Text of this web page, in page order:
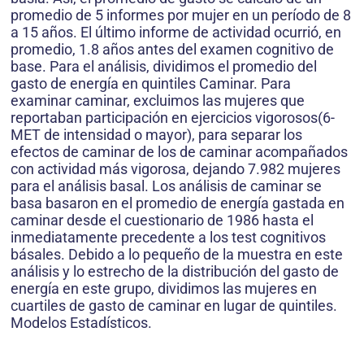
promedio de 5 informes por mujer en un período de 8
a 15 años. El último informe de actividad ocurrió, en
promedio, 1.8 años antes del examen cognitivo de
base. Para el análisis, dividimos el promedio del
gasto de energía en quintiles Caminar. Para
examinar caminar, excluimos las mujeres que
reportaban participación en ejercicios vigorosos(6-
MET de intensidad o mayor), para separar los
efectos de caminar de los de caminar acompañados
con actividad más vigorosa, dejando 7.982 mujeres
para el análisis basal. Los análisis de caminar se
basa basaron en el promedio de energía gastada en
caminar desde el cuestionario de 1986 hasta el
inmediatamente precedente a los test cognitivos
básales. Debido a lo pequeño de la muestra en este
análisis y lo estrecho de la distribución del gasto de
energía en este grupo, dividimos las mujeres en
cuartiles de gasto de caminar en lugar de quintiles.
Modelos Estadísticos.